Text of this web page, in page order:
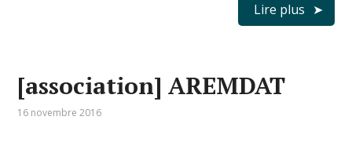
Lire plus
[association] AREMDAT
16 novembre 2016